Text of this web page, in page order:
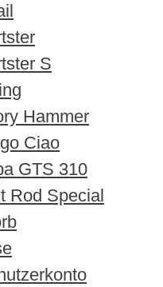
S
Hammer
Ciao
GTS 310
Rod Special